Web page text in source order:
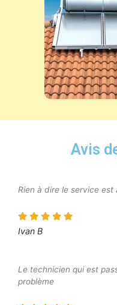
Avis
Rien à dire le service est
Ivan B
Le technicien qui est
problème